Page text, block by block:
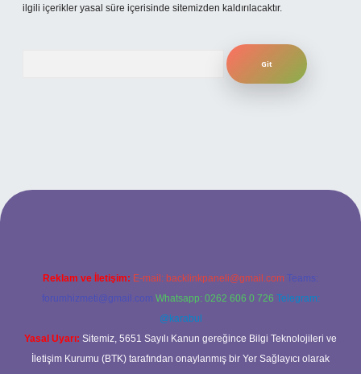
ilgili içerikler yasal süre içerisinde sitemizden kaldırılacaktır.
ilbet yeni giriş adresi
Reklam ve İletişim: E-mail: backlinkpaneli@gmail.com Teams:
forumhizmeti@gmail.com Whatsapp: 0262 606 0 726 Telegram:
@karabul
Yasal Uyarı: Sitemiz, 5651 Sayılı Kanun gereğince Bilgi Teknolojileri ve
İletişim Kurumu (BTK) tarafından onaylanmış bir Yer Sağlayıcı olarak